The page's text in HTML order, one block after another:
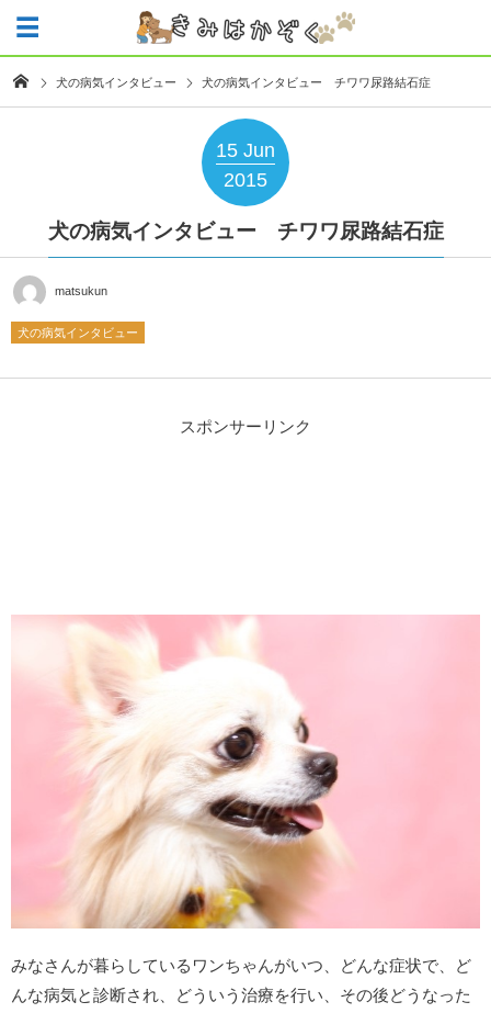
犬の病気インタビュー 犬の病気インタビュー チワワ尿路結石症
15 Jun
2015
犬の病気インタビュー チワワ尿路結石症
matsukun
犬の病気インタビュー
スポンサーリンク
みなさんが暮らしているワンちゃんがいつ、どんな症状で、ど
んな病気と診断され、どういう治療を行い、その後どうなった